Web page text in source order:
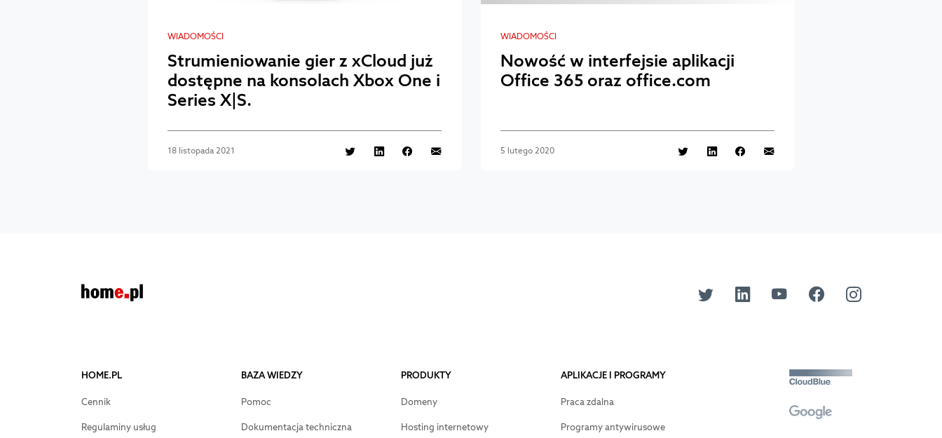
WIADOMOŚCI
Strumieniowanie gier z xCloud już
dostępne na konsolach Xbox One i
Series X|S.
18 listopada 2021
WIADOMOŚCI
Nowość w interfejsie aplikacji
Office 365 oraz office.com
5 lutego 2020
HOME.PL
Cennik
Regulaminy usług
BAZA WIEDZY
Pomoc
Dokumentacja techniczna
PRODUKTY
Domeny
Hosting internetowy
APLIKACJE I PROGRAMY
Praca zdalna
Programy antywirusowe